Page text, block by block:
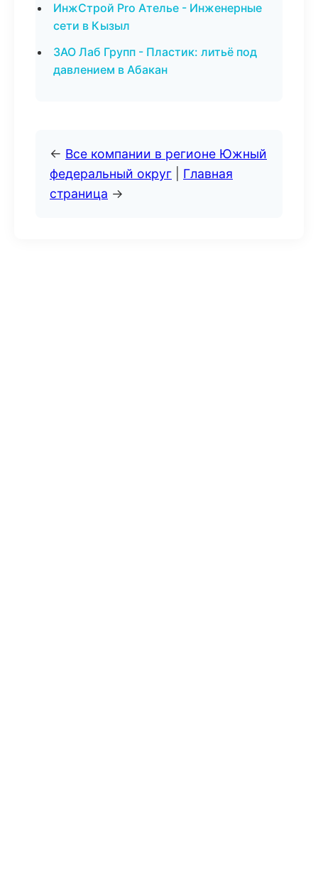
ИнжСтрой Pro Ателье - Инженерные
сети в Кызыл
ЗАО Лаб Групп - Пластик: литьё под
давлением в Абакан
← Все компании в регионе Южный
федеральный округ
Главная
страница →